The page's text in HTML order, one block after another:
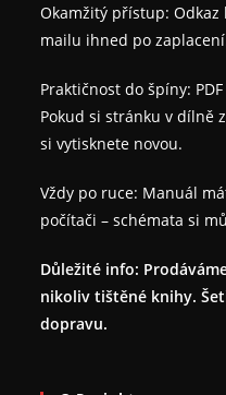
Okamžitý přístup: Odkaz
mailu ihned po
Praktičnost do špíny:
Pokud si stránku v dílně
si vytisknete novou.
Vždy po ruce: Manuál
počítači – schémata si
Důležité info:
nikoliv tištěné knihy.
dopravu.